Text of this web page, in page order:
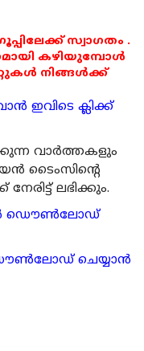
സ്വാഗതം .
കഴിയുമ്പോൾ
നിങ്ങൾക്ക്
ഇവിടെ ക്ലിക്ക്
വാര്‍ത്തകളും
ടൈംസിന്റെ
ലഭിക്കും.
ഡൌണ്‍ലോഡ്
ചെയ്യാന്‍